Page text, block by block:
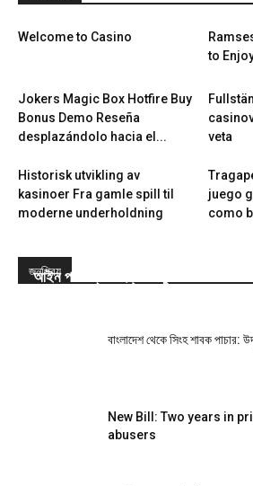
Welcome to Casino
to
Jokers Magic Box Hotfire Buy
Bonus Demo Reseña
desplazándolo hacia el...
veta
Historisk utvikling av
kasinoer Fra gamle spill til
moderne underholdning
juego
como
জনপ্রিয়
আইন পাস: প্রাণী হত্যা-নিষ্ঠুরতা করলে
বাংলাদেশ থেকে সিংহ শাবক পাচার:
New Bill: Two years in
abusers